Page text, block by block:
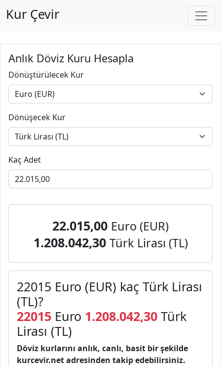
Kur Çevir
Anlık Döviz Kuru Hesapla
Dönüştürülecek Kur
Dönüşecek Kur
Kaç Adet
22.015,00 Euro (EUR)
1.208.042,30 Türk Lirası (TL)
22015 Euro (EUR) kaç Türk Lirası
(TL)?
22015 Euro 1.208.042,30 Türk
Lirası (TL)
Döviz kurlarını anlık, canlı, basit bir şekilde
kurcevir.net adresinden takip edebilirsiniz.